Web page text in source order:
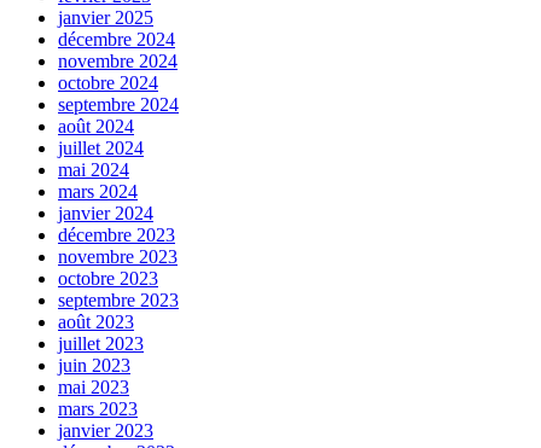
janvier 2025
décembre 2024
novembre 2024
octobre 2024
septembre 2024
août 2024
juillet 2024
mai 2024
mars 2024
janvier 2024
décembre 2023
novembre 2023
octobre 2023
septembre 2023
août 2023
juillet 2023
juin 2023
mai 2023
mars 2023
janvier 2023